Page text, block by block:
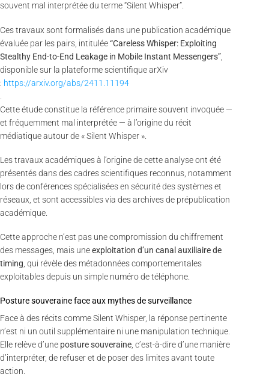
souvent mal interprétée du terme “Silent Whisper”.
Ces travaux sont formalisés dans une publication académique
évaluée par les pairs, intitulée“Careless Whisper: Exploiting
Stealthy End-to-End Leakage in Mobile Instant Messengers”
disponible sur la plateforme scientifique arXiv
: https://arxiv.org/abs/2411.11194
Cette étude constitue la référence primaire souvent invoquée —
et fréquemment mal interprétée — à l’origine du récit
médiatique autour de « Silent Whisper ».
Les travaux académiques à l’origine de cette analyse ont été
présentés dans des cadres scientifiques reconnus, notamment
lors de conférences spécialisées en sécurité des systèmes et
réseaux, et sont accessibles via des archives de prépublication
académique.
Cette approche n’est pas une compromission du chiffrement
des messages, mais uneexploitation d’un canal auxiliaire de
timing , qui révèle des métadonnées comportementales
exploitables depuis un simple numéro de téléphone.
Posture souveraine face aux mythes de surveillance
Face à des récits comme Silent Whisper, la réponse pertinente
n’est ni un outil supplémentaire ni une manipulation technique.
Elle relève d’une posture souveraine, c’est-à-dire d’une manière
d’interpréter, de refuser et de poser des limites avant toute
action.